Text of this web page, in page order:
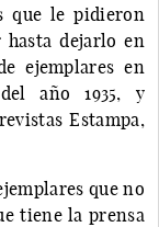
que le pidieron
hasta dejarlo en
ejemplares en
año 1935, y
Estampa,
que no
tiene la prensa